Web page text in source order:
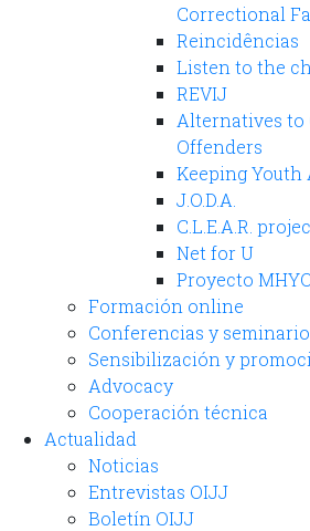
Correctional
Reincidências
Listen to the
REVIJ
Alternatives to
Offenders
Keeping Youth
J.O.D.A.
C.L.E.A.R.
Net for U
Proyecto
Formación online
Conferencias y
Sensibilización y
Advocacy
Cooperación técnica
Actualidad
Noticias
Entrevistas OIJJ
Boletín OIJJ